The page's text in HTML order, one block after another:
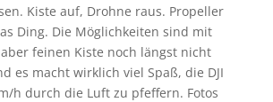
Kiste auf, Drohne raus. Propeller
Ding. Die Möglichkeiten sind mit
feinen Kiste noch längst nicht
es macht wirklich viel Spaß, die DJI
h durch die Luft zu pfeffern. Fotos